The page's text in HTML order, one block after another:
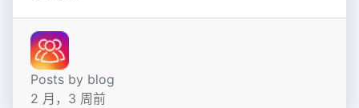
Posts by blog
2 月，3 周前